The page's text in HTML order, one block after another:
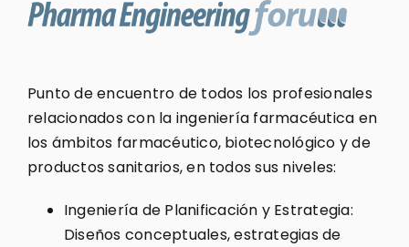
Punto de encuentro de todos los profesionales
relacionados con la ingeniería farmacéutica en
los ámbitos farmacéutico, biotecnológico y de
productos sanitarios, en todos sus niveles:
Ingeniería de Planificación y Estrategia:
Diseños conceptuales, estrategias de